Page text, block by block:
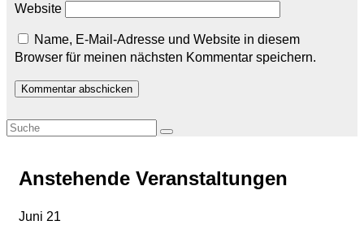
Website
Name, E-Mail-Adresse und Website in diesem
Browser für meinen nächsten Kommentar speichern.
Anstehende Veranstaltungen
Juni 21